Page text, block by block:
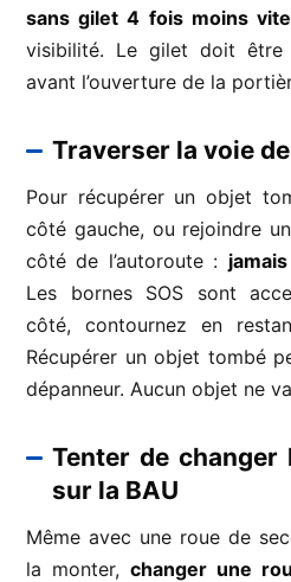
sans gilet 4 fois moins vite
visibilité. Le gilet doit être
avant l’ouverture de la
Traverser la voie
Pour récupérer un objet
côté gauche, ou rejoindre
côté de l’autoroute :
Les bornes SOS sont
côté, contournez en
Récupérer un objet tombé
dépanneur. Aucun objet ne
Tenter de changer
sur la BAU
Même avec une roue de
la monter, changer une